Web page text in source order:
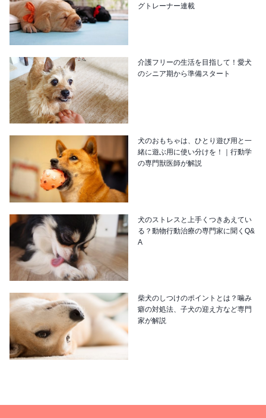
グトレーナー連載
介護フリーの生活を目指して！愛犬
のシニア期から準備スタート
犬のおもちゃは、ひとり遊び用と一
緒に遊ぶ用に使い分けを！｜行動学
の専門獣医師が解説
犬のストレスと上手くつきあえてい
る？動物行動治療の専門家に聞くQ&
A
柴犬のしつけのポイントとは？噛み
癖の対処法、子犬の迎え方など専門
家が解説